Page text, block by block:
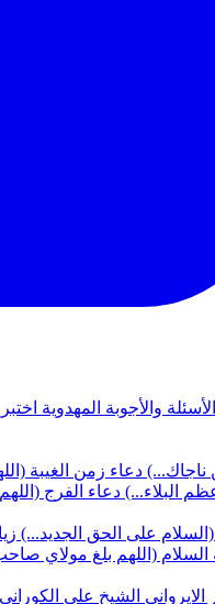
الأسئلة والأجوبة المهدوية
ناجاك...) دعاء زمن الغيبة
البلاء...) دعاء الفرج
(السلام على الحق الجديد...)
السلام (اللهم بلغ مولاي
الايرواني الشيخ علي الكوراني